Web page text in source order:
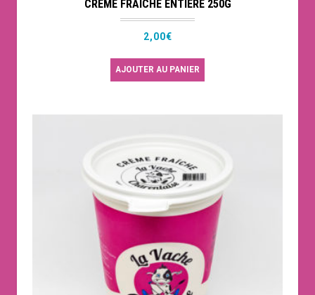
CRÈME FRAÎCHE ENTIÈRE 250G
2,00€
AJOUTER AU PANIER